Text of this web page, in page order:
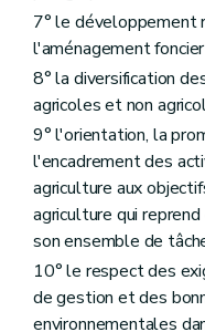
Art. D183
Art. D184
Chapitre III Les
Art. D185
Art. D186
Art. D187
Art. D188
Chapitre IV Le
Art. D189
Art. D190
Art. D191
Art. D192
Art. D193
Art. D194
Titre VIII
7° le développement
l'aménagement
8° la diversification
agricoles et non
9° l'orientation, la
l'encadrement des
agriculture aux
agriculture qui
son ensemble de
10° le respect des
de gestion et des
environnementales